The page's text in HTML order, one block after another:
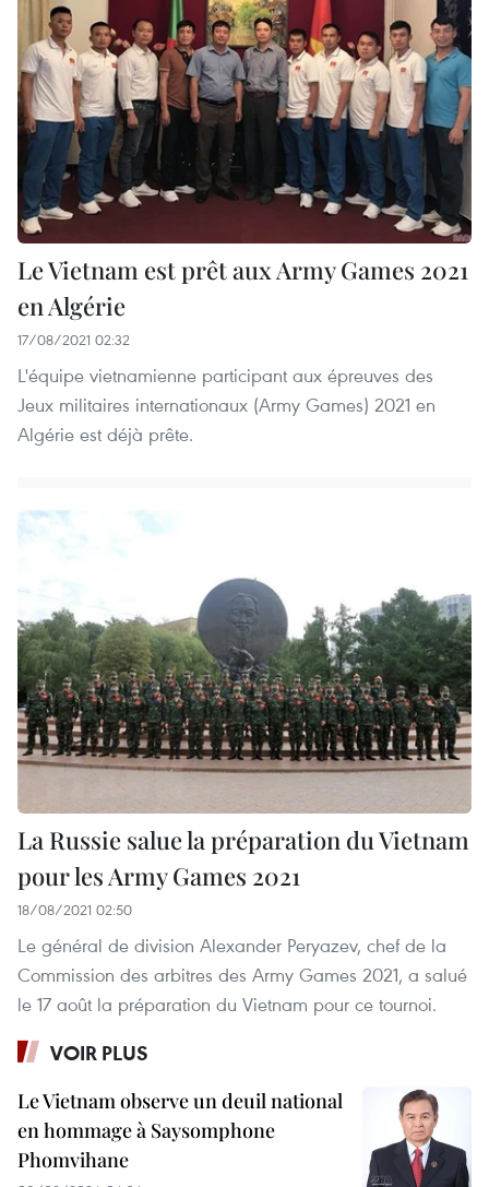
Le Vietnam est prêt aux Army Games 2021
en Algérie
17/08/2021 02:32
L'équipe vietnamienne participant aux épreuves des
Jeux militaires internationaux (Army Games) 2021 en
Algérie est déjà prête.
La Russie salue la préparation du Vietnam
pour les Army Games 2021
18/08/2021 02:50
Le général de division Alexander Peryazev, chef de la
Commission des arbitres des Army Games 2021, a salué
le 17 août la préparation du Vietnam pour ce tournoi.
VOIR PLUS
Le Vietnam observe un deuil national
en hommage à Saysomphone
Phomvihane